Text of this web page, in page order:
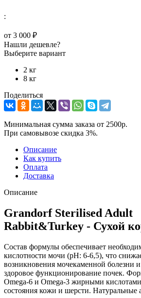
:
от 3 000 ₽
Нашли дешевле?
Выберите вариант
2 кг
8 кг
Поделиться
Минимальная сумма заказа от 2500р.
При самовывозе скидка 3%.
Описание
Как купить
Оплата
Доставка
Описание
Grandorf Sterilised Adult
Rabbit&Turkey - Сухой
Состав формулы обеспечивает
кислотности мочи (pH: 6-6,5), что
возникновения мочекаменной болезни
здоровое функционирование почек.
Omega-6 и Omega-3 жирными
состояния кожи и шерсти. Натуральные